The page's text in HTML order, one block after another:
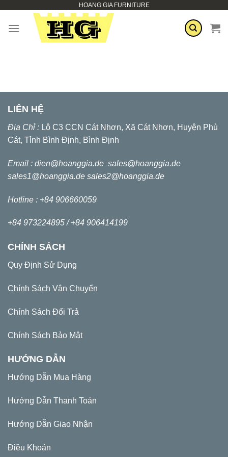
springen
HOANG GIA FURNITURE
LIÊN HỆ
Địa Chỉ : Lô C3 CCN Cát Nhơn, Xã Cát Nhơn, Huyện Phù
Cát, Tỉnh Bình Định, Bình Định
Email : dien@hoanggia.de sales@hoanggia.de
sales1@hoanggia.de sales2@hoanggia.de
Hotline : +84 906660059
+84 973224895 /+84 906414199
CHÍNH SÁCH
Quy Định Sử Dụng
Chính Sách Vận Chuyển
Chính Sách Đổi Trả
Chính Sách Bảo Mật
HƯỚNG DẪN
Hướng Dẫn Mua Hàng
Hướng Dẫn Thanh Toán
Hướng Dẫn Giao Nhận
Điều Khoản